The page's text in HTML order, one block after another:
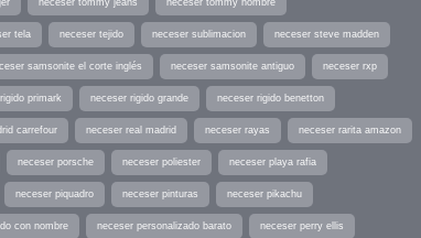
neceser tommy jeans neceser tommy hombre
tela neceser tejido neceser sublimacion neceser steve madden
samsonite el corte inglés neceser samsonite antiguo neceser rxp
primark neceser rigido grande neceser rigido benetton
carrefour neceser real madrid neceser rayas neceser rarita amazon
neceser porsche neceser poliester neceser playa rafia
neceser piquadro neceser pinturas neceser pikachu
con nombre neceser personalizado barato neceser perry ellis